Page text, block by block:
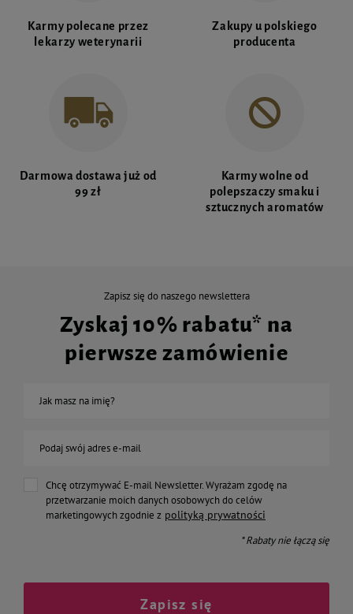
Karmy polecane przez
lekarzy weterynarii
Zakupy u polskiego
producenta
Darmowa dostawa już od
99 zł
Karmy wolne od
polepszaczy smaku i
sztucznych aromatów
Zapisz się do naszego newslettera
Zyskaj 10% rabatu* na
pierwsze zamówienie
Jak masz na imię?
Podaj swój adres e-mail
Chcę otrzymywać E-mail Newsletter. Wyrażam zgodę na
przetwarzanie moich danych osobowych do celów
marketingowych zgodnie z polityką prywatności
* Rabaty nie łączą się
Zapisz się